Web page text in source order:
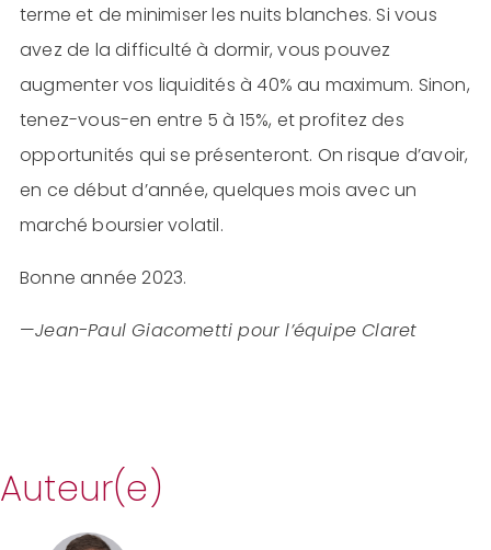
terme et de minimiser les nuits blanches. Si vous
avez de la difficulté à dormir, vous pouvez
augmenter vos liquidités à 40% au maximum. Sinon,
tenez-vous-en entre 5 à 15%, et profitez des
opportunités qui se présenteront. On risque d’avoir,
en ce début d’année, quelques mois avec un
marché boursier volatil.
Bonne année 2023.
—Jean-Paul Giacometti pour l’équipe Claret
Auteur(e)